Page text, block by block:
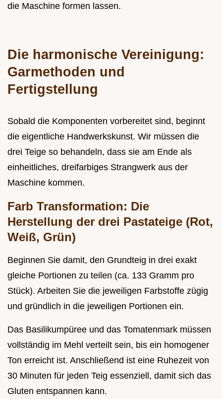
die Maschine formen lassen.
Die harmonische Vereinigung:
Garmethoden und
Fertigstellung
Sobald die Komponenten vorbereitet sind, beginnt
die eigentliche Handwerkskunst. Wir müssen die
drei Teige so behandeln, dass sie am Ende als
einheitliches, dreifarbiges Strangwerk aus der
Maschine kommen.
Farb Transformation: Die
Herstellung der drei Pastateige (Rot,
Weiß, Grün)
Beginnen Sie damit, den Grundteig in drei exakt
gleiche Portionen zu teilen (ca. 133 Gramm pro
Stück). Arbeiten Sie die jeweiligen Farbstoffe zügig
und gründlich in die jeweiligen Portionen ein.
Das Basilikumpüree und das Tomatenmark müssen
vollständig im Mehl verteilt sein, bis ein homogener
Ton erreicht ist. Anschließend ist eine Ruhezeit von
30 Minuten für jeden Teig essenziell, damit sich das
Gluten entspannen kann.